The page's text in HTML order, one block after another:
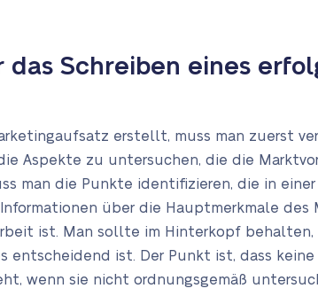
Schreiben eines
erstellt, muss man zuerst
Aspekte zu untersuchen, die die
man die Punkte identifizieren, die in
Informationen über die Hauptmerkmale
ist. Man sollte im Hinterkopf behalten,
entscheidend ist. Der Punkt ist, dass
wenn sie nicht ordnungsgemäß